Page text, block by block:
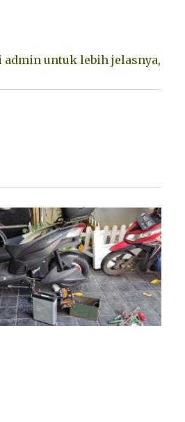
admin untuk lebih jelasnya,